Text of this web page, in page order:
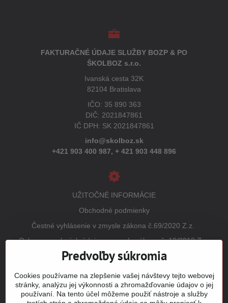
FAKTURAČNÉ ÚDAJE SLUŽBY BOZP & PO
ŠKOLBOZ s.r.o.
Ivanská cesta 32K
82104 Bratislava
IČO: 35 890 363
DIČ: 2021847861
IČ DPH: SK 2021847861
info@skolboz.sk
+421 903 400 987, + 421 903 448 896
UŽITOČNÉ INFORMÁCIE
Obchodné podmienky
Čestné vyhlásenie v zmysle zákona č.69/2020 Z.z.
Ochrana osobných údajov v zmysle zákona č. 18/2018 Z.z.
(GDPR)
Vrátenie tovaru
Tabuľky veľkostí
Predvoľby súkromia
Cookies používame na zlepšenie vašej návštevy tejto webovej
stránky, analýzu jej výkonnosti a zhromažďovanie údajov o jej
používaní. Na tento účel môžeme použiť nástroje a služby